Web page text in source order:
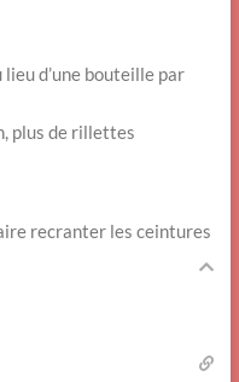
lieu d’une bouteille par
plus de rillettes
recranter les ceintures